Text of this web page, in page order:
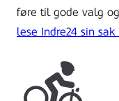
føre til gode valg
lese Indre24 sin